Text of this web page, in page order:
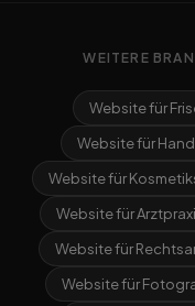
WEITERE
Website für
Website für
Website für
Website für
Website für
Website für